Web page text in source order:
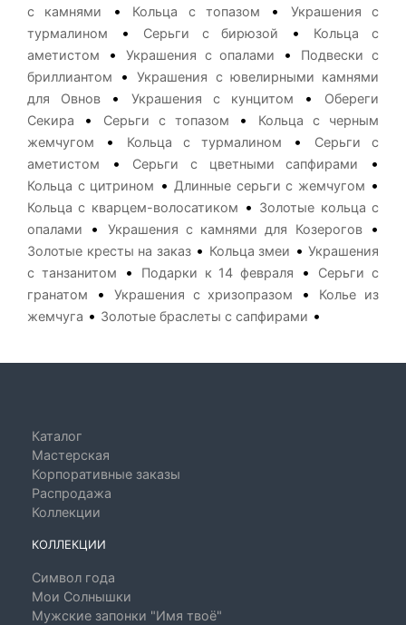
с камнями
• Кольца с топазом •
Украшения с
турмалином
• Серьги с бирюзой •
Кольца с
аметистом
• Украшения с опалами •
Подвески с
бриллиантом
•Украшения с ювелирными камнями
для Овнов•Украшения с кунцитом •
Обереги
Секира
• Серьги с топазом •
Кольца с черным
жемчугом
• Кольца с турмалином •
Серьги с
аметистом
• Серьги с цветными сапфирами •
Кольца с цитрином • Длинные серьги с жемчугом •
Кольца с кварцем-волосатиком • Золотые кольца с
опалами
• Украшения с камнями для Козерогов•
Золотые кресты на заказ• Кольца змеи • Украшения
с танзанитом
• Подарки к 14 февраля •
Серьги с
гранатом
• Украшения с хризопразом •
Колье из
жемчуга • Золотые браслеты с сапфирами •
Каталог
Мастерская
Корпоративные заказы
Распродажа
Коллекции
КОЛЛЕКЦИИ
Символ года
Мои Солнышки
Мужские запонки "Имя твоё"